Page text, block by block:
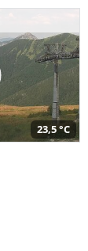
23,5 °C